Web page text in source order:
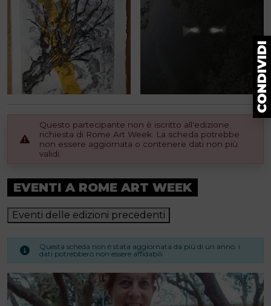
Questo partecipante non è iscritto all'edizione
richiesta di Rome Art Week. La scheda potrebbe
non essere aggiornata o contenere dati non più
validi.
EVENTI A ROME ART WEEK
Eventi delle edizioni precedenti
Questa scheda non è stata aggiornata da più di un anno. i
dati potrebbero non essere affidabili